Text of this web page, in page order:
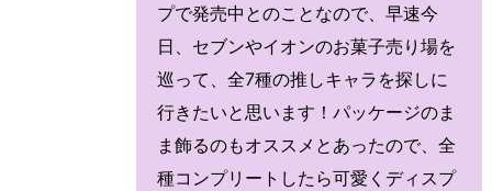
プで発売中とのことなので、早速今
日、セブンやイオンのお菓子売り場を
巡って、全7種の推しキャラを探しに
行きたいと思います！パッケージのま
ま飾るのもオススメとあったので、全
種コンプリートしたら可愛くディスプ